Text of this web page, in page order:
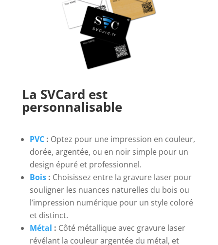
La SVCard est
personnalisable
PVC: Optez pour une impression en couleur,
dorée, argentée, ou en noir simple pour un
design épuré et professionnel.
Bois: Choisissez entre la gravure laser pour
souligner les nuances naturelles du bois ou
l’impression numérique pour un style coloré
et distinct.
Métal : Côté métallique avec gravure laser
révélant la couleur argentée du métal, et